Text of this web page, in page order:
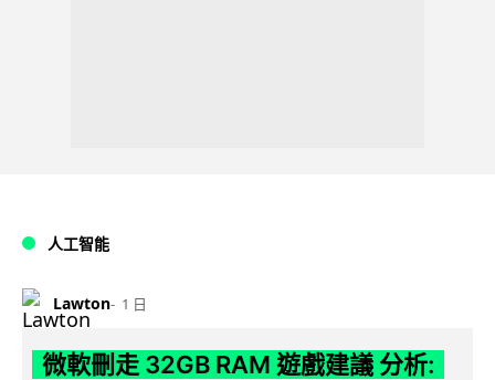
人工智能
Lawton 1 日
微軟刪走 32GB RAM 遊戲建議 分析: